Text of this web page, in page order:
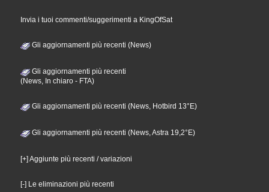
Invia i tuoi commenti/suggerimenti a KingOfSat
Gli aggiornamenti più recenti (News)
Gli aggiornamenti più recenti
(News, In chiaro - FTA)
Gli aggiornamenti più recenti (News, Hotbird 13°E)
Gli aggiornamenti più recenti (News, Astra 19,2°E)
[+] Aggiunte più recenti / variazioni
[-] Le eliminazioni più recenti